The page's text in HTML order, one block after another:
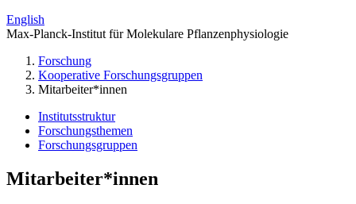
English
Max-Planck-Institut für Molekulare Pflanzenphysiologie
Forschung
Kooperative Forschungsgruppen
Mitarbeiter*innen
Institutsstruktur
Forschungsthemen
Forschungsgruppen
Mitarbeiter*innen